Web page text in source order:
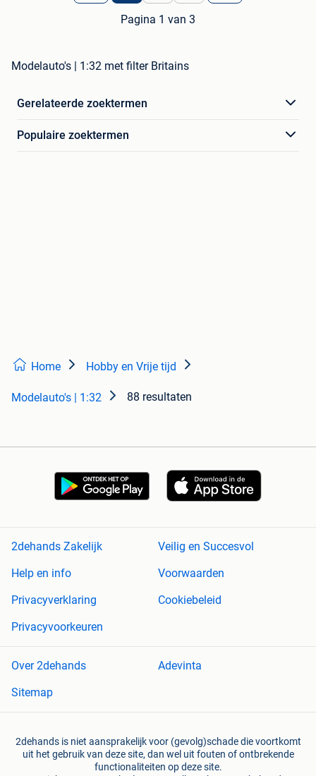
Pagina 1 van 3
Modelauto's | 1:32 met filter Britains
Gerelateerde zoektermen
Populaire zoektermen
Home Hobby en Vrije tijd
Modelauto's | 1:32 88 resultaten
2dehands Zakelijk
Veilig en Succesvol
Help en info
Voorwaarden
Privacyverklaring
Cookiebeleid
Privacyvoorkeuren
Over 2dehands
Adevinta
Sitemap
2dehands is niet aansprakelijk voor (gevolg)schade die voortkomt
uit het gebruik van deze site, dan wel uit fouten of ontbrekende
functionaliteiten op deze site.